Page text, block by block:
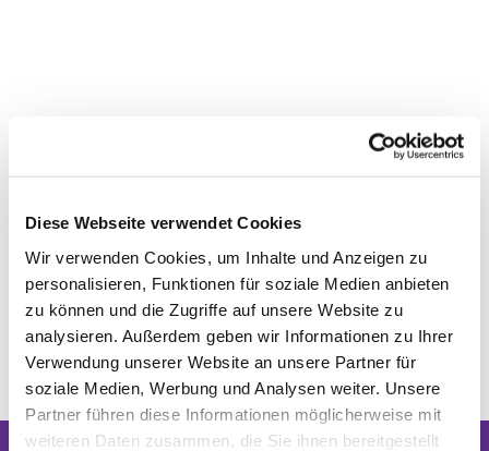
Diese Webseite verwendet Cookies
Wir verwenden Cookies, um Inhalte und Anzeigen zu
personalisieren, Funktionen für soziale Medien anbieten
zu können und die Zugriffe auf unsere Website zu
analysieren. Außerdem geben wir Informationen zu Ihrer
Verwendung unserer Website an unsere Partner für
soziale Medien, Werbung und Analysen weiter. Unsere
Partner führen diese Informationen möglicherweise mit
weiteren Daten zusammen, die Sie ihnen bereitgestellt